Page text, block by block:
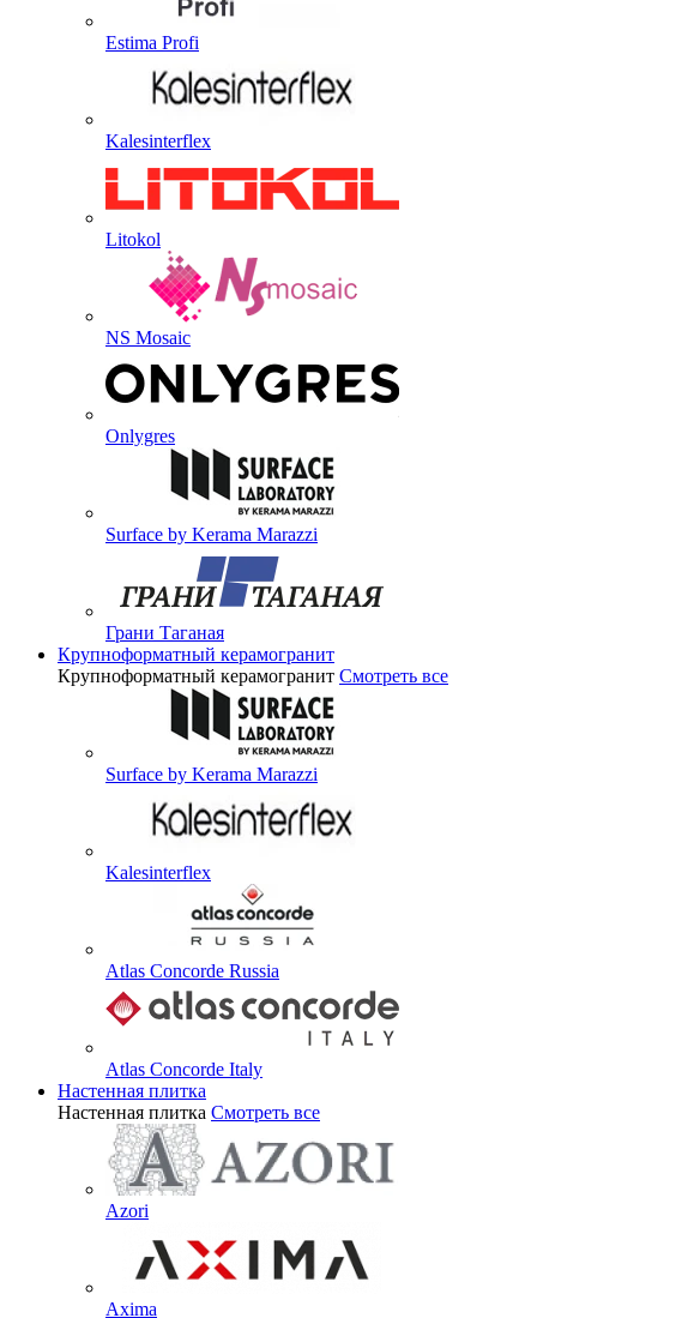
Estima Profi
Kalesinterflex
Litokol
NS Mosaic
Onlygres
Surface by Kerama Marazzi
Грани Таганая
Крупноформатный керамогранит
Крупноформатный керамогранит Смотреть все
Surface by Kerama Marazzi
Kalesinterflex
Atlas Concorde Russia
Atlas Concorde Italy
Настенная плитка
Настенная плитка Смотреть все
Azori
Axima